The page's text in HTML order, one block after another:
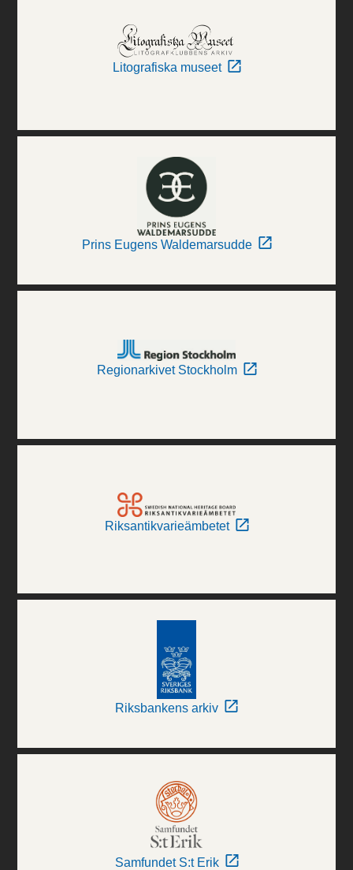
Litografiska museet
Prins Eugens Waldemarsudde
Regionarkivet Stockholm
Riksantikvarieämbetet
Riksbankens arkiv
Samfundet S:t Erik